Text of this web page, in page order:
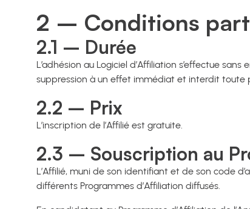
2 – Conditions
2.1 – Durée
L’adhésion au Logiciel d’Affiliation s’effectue
suppression à un effet immédiat et interdit toute
2.2 – Prix
L’inscription de l’Affilié est gratuite.
2.3 – Souscription au
L’Affilié, muni de son identifiant et de son code
différents Programmes d’Affiliation diffusés.